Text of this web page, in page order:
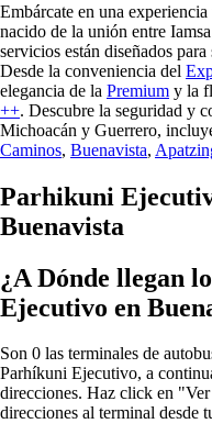
Embárcate en una
nacido de la unión entre
servicios están diseñados
Desde la conveniencia del
elegancia de la Premium y la
++. Descubre la seguridad y
Michoacán y Guerrero,
Caminos, Buenavista,
Parhikuni
Buenavista
¿A Dónde llegan
Ejecutivo en
Son 0 las terminales de
Parhíkuni Ejecutivo, a
direcciones. Haz click en
direcciones al terminal desde